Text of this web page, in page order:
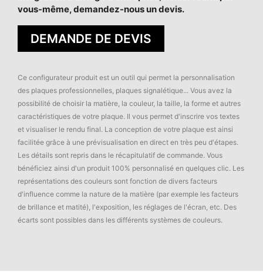
vous-même, demandez-nous un devis.
DEMANDE DE DEVIS
Ce configurateur produit est un outil qui permet la personnalisation
des plaques professionnelles, plaques signalétique... Vous avez la
possibilité de choisir la matière, la couleur, la taille, la forme et autres
caractéristiques de votre plaque. Il vous permet d'inscrire vos textes
et visualiser le rendu final. La conception de votre plaque est ainsi
facilitée grâce à une prévisualisation en direct en très peu d'étapes.
Les détails sont repris dans le récapitulatif de commande. Vous
bénéficiez ainsi d'un produit 100% personnalisé en quelques clic. Les
représentations des couleurs sont fonction de divers facteurs
d'influence comme la nature de la matière (par exemple les facteurs
de brillance et matité), l'exposition, les réglages de l'écran, etc. Des
écarts sont possibles dans les différents systèmes de couleurs.